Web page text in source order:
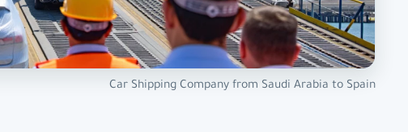
Car Shipping Company from Saudi Arabia to Spain